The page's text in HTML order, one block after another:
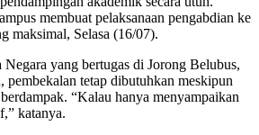
membuat pelaksanaan pengabdian ke
maksimal, Selasa (16/07).
yang bertugas di Jorong Belubus,
pembekalan tetap dibutuhkan meskipun
“Kalau hanya menyampaikan
katanya.